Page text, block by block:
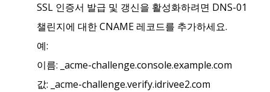
SSL 인증서 발급 및 갱신을 활성화하려면 DNS-01
챌린지에 대한 CNAME 레코드를 추가하세요.
예:
이름: _acme-challenge.console.example.com
값: _acme-challenge.verify.idrivee2.com